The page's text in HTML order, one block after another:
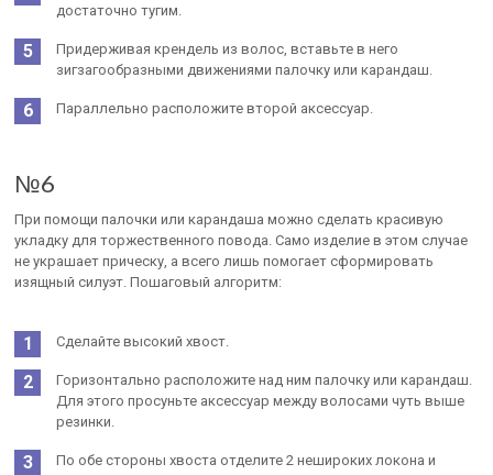
достаточно тугим.
Придерживая крендель из волос, вставьте в него
зигзагообразными движениями палочку или карандаш.
Параллельно расположите второй аксессуар.
№6
При помощи палочки или карандаша можно сделать красивую
укладку для торжественного повода. Само изделие в этом случае
не украшает прическу, а всего лишь помогает сформировать
изящный силуэт. Пошаговый алгоритм:
Сделайте высокий хвост.
Горизонтально расположите над ним палочку или карандаш.
Для этого просуньте аксессуар между волосами чуть выше
резинки.
По обе стороны хвоста отделите 2 нешироких локона и